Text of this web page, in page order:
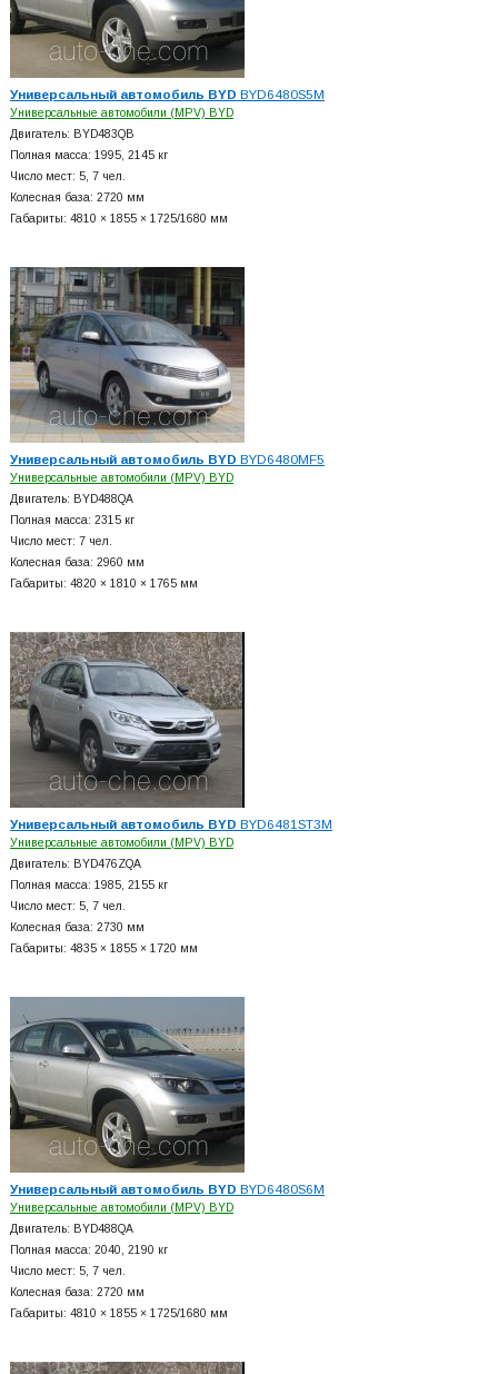
Универсальный автомобиль BYD BYD6480S5M
Универсальные автомобили (MPV) BYD
Двигатель: BYD483QB
Полная масса: 1995, 2145 кг
Число мест: 5, 7 чел.
Колесная база: 2720 мм
Габариты: 4810 × 1855 × 1725/1680 мм
Универсальный автомобиль BYD BYD6480MF5
Универсальные автомобили (MPV) BYD
Двигатель: BYD488QA
Полная масса: 2315 кг
Число мест: 7 чел.
Колесная база: 2960 мм
Габариты: 4820 × 1810 × 1765 мм
Универсальный автомобиль BYD BYD6481ST3M
Универсальные автомобили (MPV) BYD
Двигатель: BYD476ZQA
Полная масса: 1985, 2155 кг
Число мест: 5, 7 чел.
Колесная база: 2730 мм
Габариты: 4835 × 1855 × 1720 мм
Универсальный автомобиль BYD BYD6480S6M
Универсальные автомобили (MPV) BYD
Двигатель: BYD488QA
Полная масса: 2040, 2190 кг
Число мест: 5, 7 чел.
Колесная база: 2720 мм
Габариты: 4810 × 1855 × 1725/1680 мм